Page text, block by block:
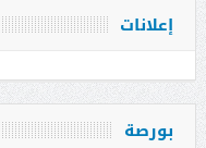
إعلانات
بورصة